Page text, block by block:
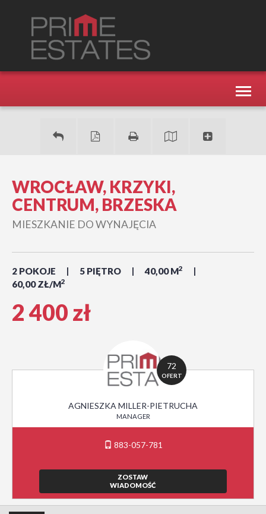
WROCŁAW, KRZYKI,
CENTRUM, BRZESKA
MIESZKANIE DO WYNAJĘCIA
2 POKOJE 5 PIĘTRO 40,00 M2
60,00 ZŁ/M2
2 400 zł
72
OFERT
AGNIESZKA MILLER-PIETRUCHA
MANAGER
883-057-781
ZOSTAW
WIADOMOŚĆ